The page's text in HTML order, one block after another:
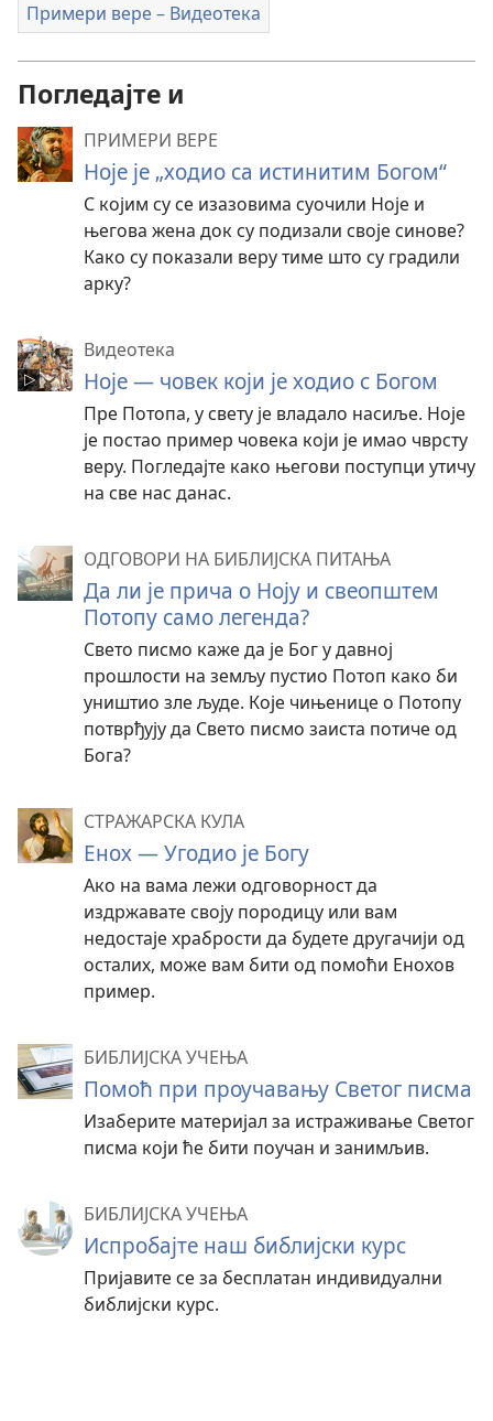
Примери вере – Видеотека
Погледајте и
ПРИМЕРИ ВЕРЕ
Ноје је „ходио са истинитим Богом“
С којим су се изазовима суочили Ноје и
његова жена док су подизали своје синове?
Како су показали веру тиме што су градили
арку?
Видеотека
Ноје — човек који је ходио с Богом
Пре Потопа, у свету је владало насиље. Ноје
је постао пример човека који је имао чврсту
веру. Погледајте како његови поступци утичу
на све нас данас.
ОДГОВОРИ НА БИБЛИЈСКА ПИТАЊА
Да ли је прича о Ноју и свеопштем
Потопу само легенда?
Свето писмо каже да је Бог у давној
прошлости на земљу пустио Потоп како би
уништио зле људе. Које чињенице о Потопу
потврђују да Свето писмо заиста потиче од
Бога?
СТРАЖАРСКА КУЛА
Енох — Угодио је Богу
Ако на вама лежи одговорност да
издржавате своју породицу или вам
недостаје храбрости да будете другачији од
осталих, може вам бити од помоћи Енохов
пример.
БИБЛИЈСКА УЧЕЊА
Помоћ при проучавању Светог писма
Изаберите материјал за истраживање Светог
писма који ће бити поучан и занимљив.
БИБЛИЈСКА УЧЕЊА
Испробајте наш библијски курс
Пријавите се за бесплатан индивидуални
библијски курс.